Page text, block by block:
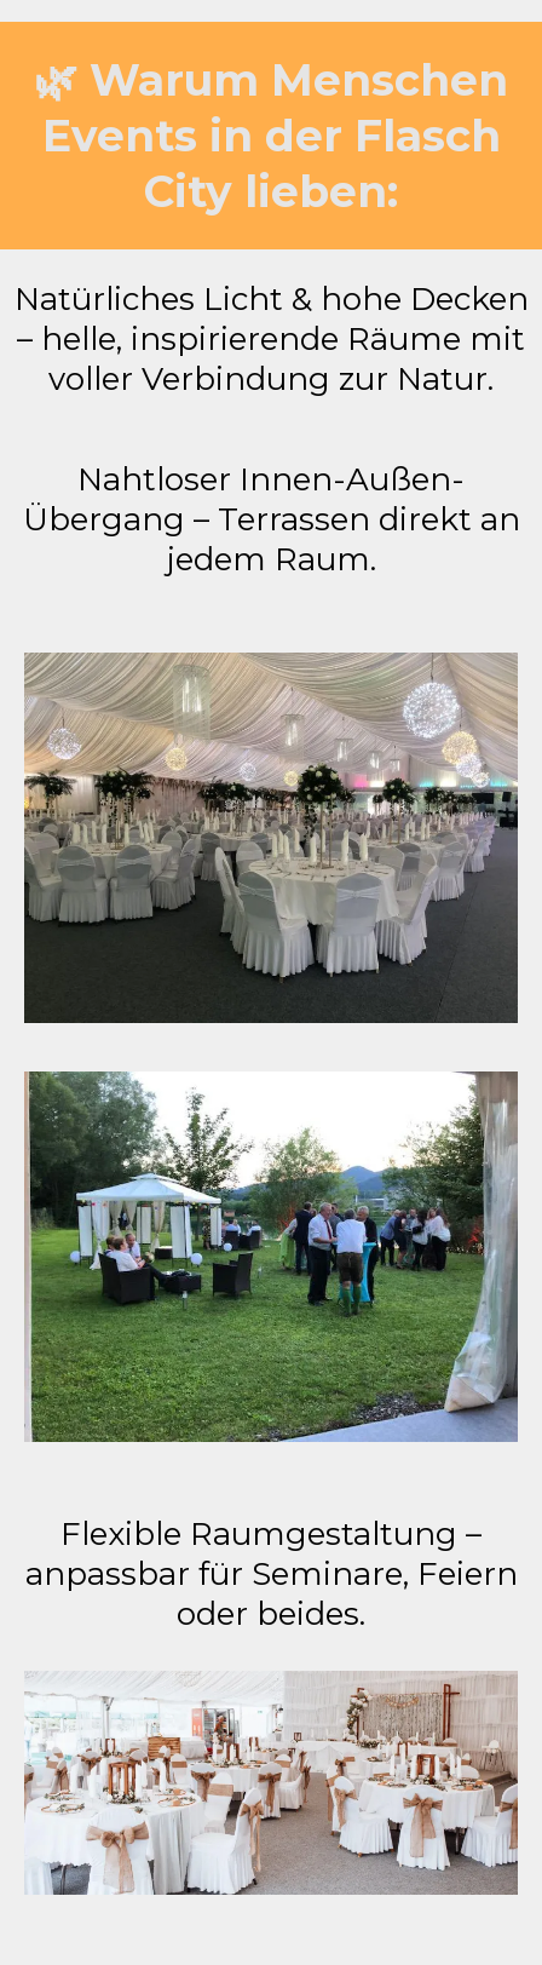
🌿 Warum Menschen
Events in der Flasch
City lieben:
Natürliches Licht & hohe Decken
– helle, inspirierende Räume mit
voller Verbindung zur Natur.
Nahtloser Innen-Außen-
Übergang – Terrassen direkt an
jedem Raum.
Flexible Raumgestaltung –
anpassbar für Seminare, Feiern
oder beides.